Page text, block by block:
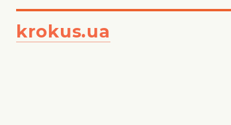
krokus.ua